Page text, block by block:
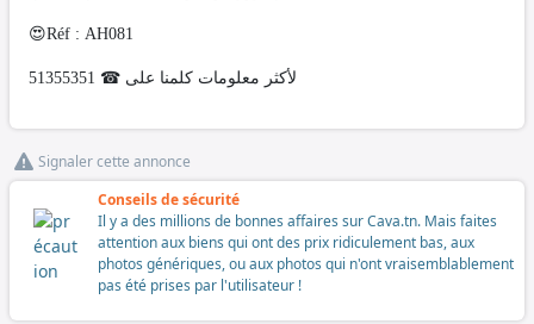
😍Réf : AH081
لأكثر معلومات كلمنا على ☎ 51355351
Signaler cette annonce
Conseils de sécurité
Il y a des millions de bonnes affaires sur Cava.tn. Mais faites
attention aux biens qui ont des prix ridiculement bas, aux
photos génériques, ou aux photos qui n'ont vraisemblablement
pas été prises par l'utilisateur !